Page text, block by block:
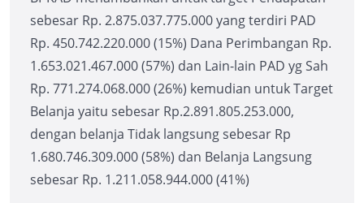
sebesar Rp. 2.875.037.775.000 yang terdiri PAD
Rp. 450.742.220.000 (15%) Dana Perimbangan Rp.
1.653.021.467.000 (57%) dan Lain-lain PAD yg Sah
Rp. 771.274.068.000 (26%) kemudian untuk Target
Belanja yaitu sebesar Rp.2.891.805.253.000,
dengan belanja Tidak langsung sebesar Rp
1.680.746.309.000 (58%) dan Belanja Langsung
sebesar Rp. 1.211.058.944.000 (41%)